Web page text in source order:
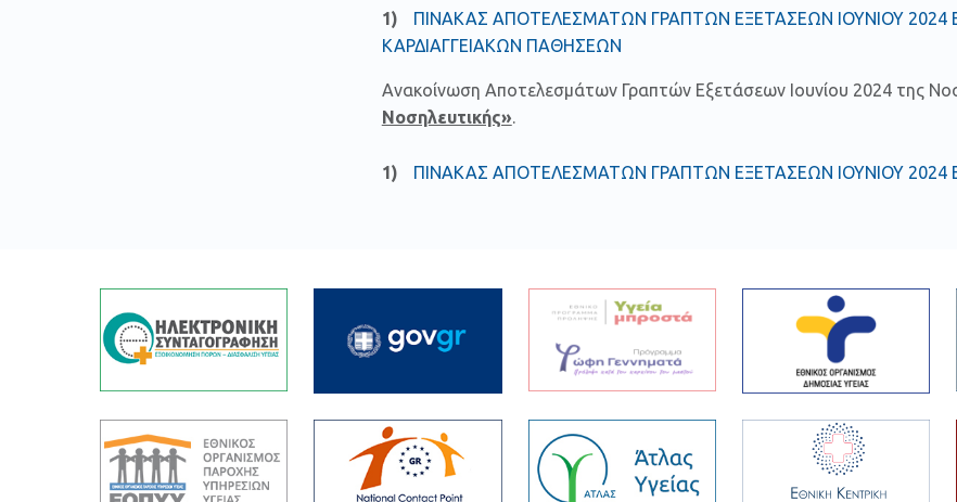
ΠΙΝΑΚΑΣ ΑΠΟΤΕΛΕΣΜΑΤΩΝ ΓΡΑΠΤΩΝ ΕΞΕΤΑΣΕΩΝ ΙΟΥΝΙΟΥ 2024
ΚΑΡΔΙΑΓΓΕΙΑΚΩΝ ΠΑΘΗΣΕΩΝ
Ανακοίνωση Αποτελεσμάτων Γραπτών Εξετάσεων Ιουνίου 2024 της
Νοσηλευτικής».
ΠΙΝΑΚΑΣ ΑΠΟΤΕΛΕΣΜΑΤΩΝ ΓΡΑΠΤΩΝ ΕΞΕΤΑΣΕΩΝ ΙΟΥΝΙΟΥ 2024